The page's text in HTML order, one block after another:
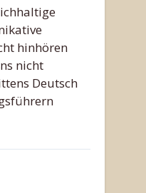
hinhören
nicht
Deutsch